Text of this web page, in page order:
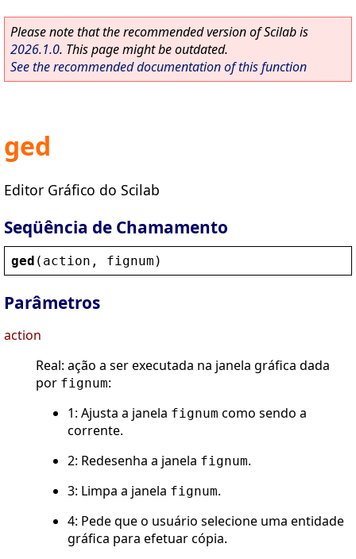
Please note that the recommended version of Scilab is
2026.1.0. This page might be outdated.
See the recommended documentation of this function
ged
Editor Gráfico do Scilab
Seqüência de Chamamento
ged ( action , fignum )
Parâmetros
action
Real: ação a ser executada na janela gráfica dada
por fignum:
1: Ajusta a janela fignum como sendo a
corrente.
2: Redesenha a janela fignum.
3: Limpa a janela fignum.
4: Pede que o usuário selecione uma entidade
gráfica para efetuar cópia.